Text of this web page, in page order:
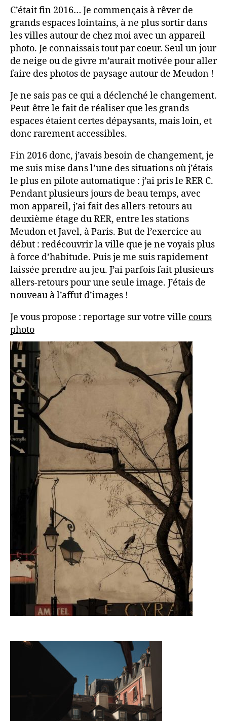
C’était fin 2016… Je commençais à rêver de
grands espaces lointains, à ne plus sortir dans
les villes autour de chez moi avec un appareil
photo. Je connaissais tout par coeur. Seul un jour
de neige ou de givre m’aurait motivée pour aller
faire des photos de paysage autour de Meudon !
Je ne sais pas ce qui a déclenché le changement.
Peut-être le fait de réaliser que les grands
espaces étaient certes dépaysants, mais loin, et
donc rarement accessibles.
Fin 2016 donc, j’avais besoin de changement, je
me suis mise dans l’une des situations où j’étais
le plus en pilote automatique : j’ai pris le RER C.
Pendant plusieurs jours de beau temps, avec
mon appareil, j’ai fait des allers-retours au
deuxième étage du RER, entre les stations
Meudon et Javel, à Paris. But de l’exercice au
début : redécouvrir la ville que je ne voyais plus
à force d’habitude. Puis je me suis rapidement
laissée prendre au jeu. J’ai parfois fait plusieurs
allers-retours pour une seule image. J’étais de
nouveau à l’affut d’images !
Je vous propose : reportage sur votre ville cours
photo